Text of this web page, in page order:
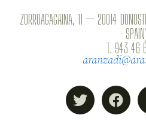
ZORROAGAGAINA, 11 — 20014
·
T. 943 46